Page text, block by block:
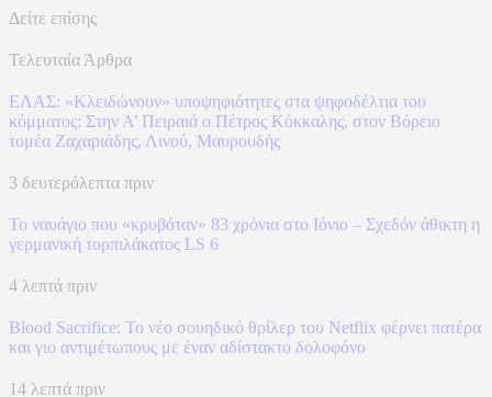
Δείτε επίσης
Τελευταία Άρθρα
ΕΛΑΣ: «Κλειδώνουν» υποψηφιότητες στα ψηφοδέλτια του
κόμματος: Στην Α’ Πειραιά ο Πέτρος Κόκκαλης, στον Βόρειο
τομέα Ζαχαριάδης, Λινού, Μαυρουδής
3 δευτερόλεπτα πριν
Το ναυάγιο που «κρυβόταν» 83 χρόνια στο Ιόνιο – Σχεδόν άθικτη η
γερμανική τορπιλάκατος LS 6
4 λεπτά πριν
Blood Sacrifice: Το νέο σουηδικό θρίλερ του Netflix φέρνει πατέρα
και γιο αντιμέτωπους με έναν αδίστακτο δολοφόνο
14 λεπτά πριν